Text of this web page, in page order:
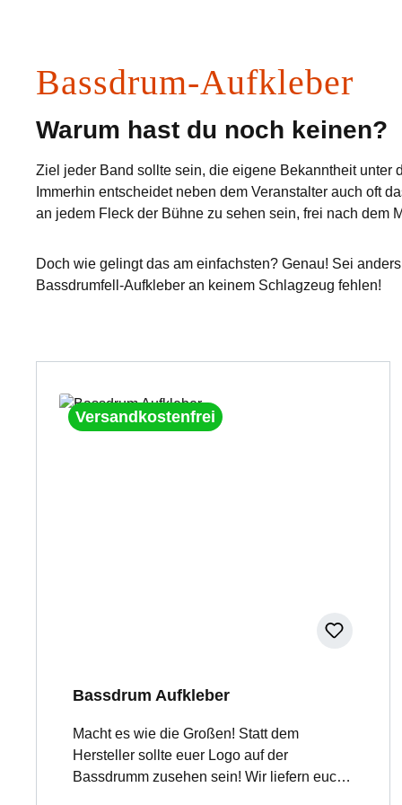
Bassdrum-Aufkleber
Warum hast du noch keinen?
Ziel jeder Band sollte sein, die eigene Bekanntheit unter
Immerhin entscheidet neben dem Veranstalter auch oft
an jedem Fleck der Bühne zu sehen sein, frei nach dem
Doch wie gelingt das am einfachsten? Genau! Sei
Bassdrumfell-Aufkleber an keinem Schlagzeug fehlen!
Produktgalerie überspringen
Versandkostenfrei
Bassdrum Aufkleber
Macht es wie die Großen! Statt dem
Hersteller sollte euer Logo auf der
Bassdrumm zusehen sein! Wir liefern euch